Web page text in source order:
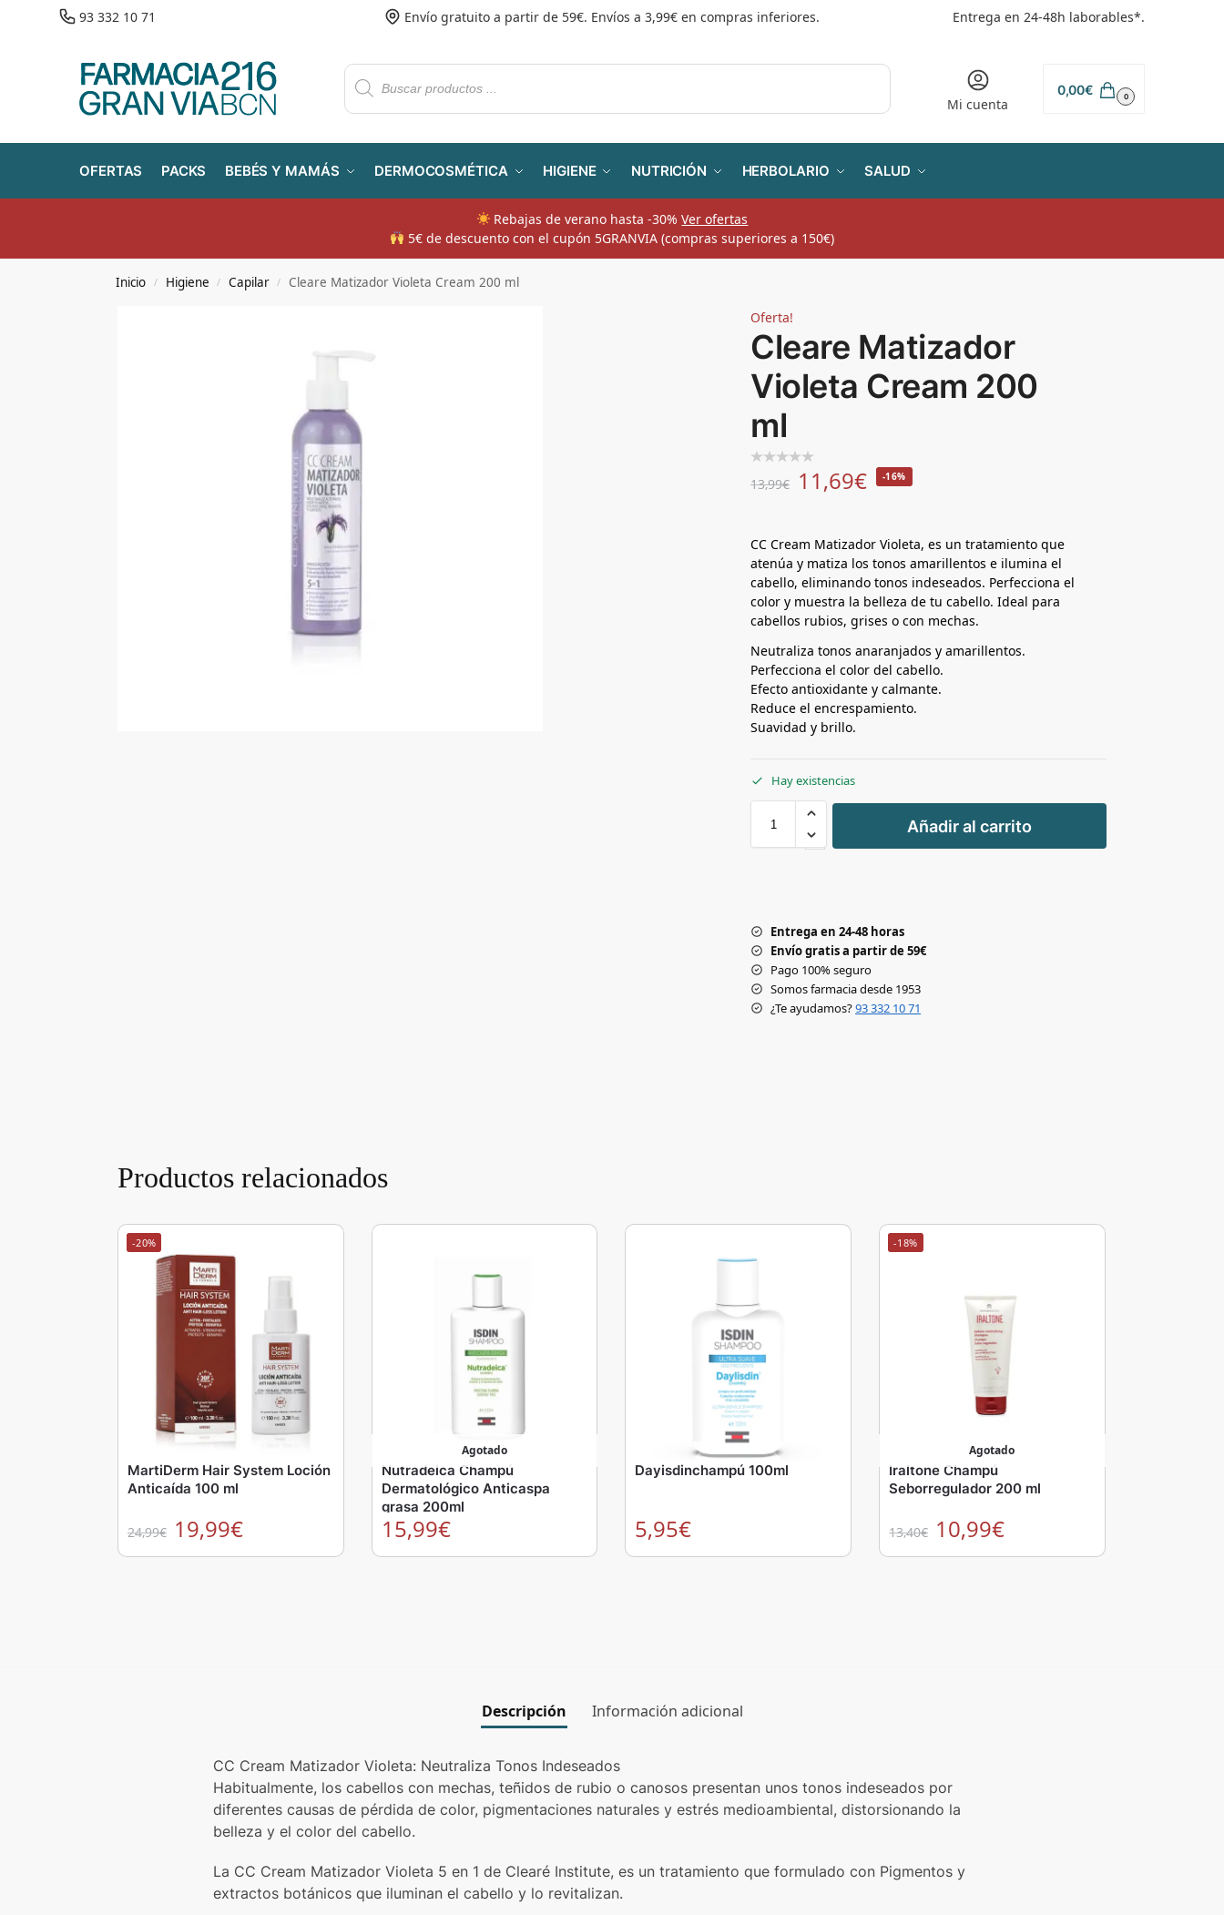
93 332 10 71 Envío gratuito a partir de 59€. Envíos a 3,99€ en compras inferiores. Entrega en 24-48h laborables*.
Mi cuenta
0,00€ 0
OFERTAS PACKS BEBÉS Y MAMÁS DERMOCOSMÉTICA HIGIENE NUTRICIÓN HERBOLARIO SALUD
Rebajas de verano hasta -30%Ver ofertas
​ 5€ de descuento con el cupón 5GRANVIA (compras superiores a 150€)
Inicio / Higiene / Capilar / Cleare Matizador Violeta Cream 200 ml
Oferta!
Cleare Matizador
Violeta Cream 200
ml
13,99€ 11,69€ -16%
CC Cream Matizador Violeta, es un tratamiento que
atenúa y matiza los tonos amarillentos e ilumina el
cabello, eliminando tonos indeseados. Perfecciona el
color y muestra la belleza de tu cabello. Ideal para
cabellos rubios, grises o con mechas.
Neutraliza tonos anaranjados y amarillentos.
Perfecciona el color del cabello.
Efecto antioxidante y calmante.
Reduce el encrespamiento.
Suavidad y brillo.
Hay existencias
+
-
Añadir al carrito
Entrega en 24-48 horas
Envío gratis a partir de 59€
Pago 100% seguro
Somos farmacia desde 1953
¿Te ayudamos?93 332 10 71
Productos relacionados
-20%
MartiDerm Hair System Loción
Anticaída 100 ml
24,99€ 19,99€
Agotado
Nutradeica Champú
Dermatológico Anticaspa
grasa 200ml
15,99€
Dayisdinchampú 100ml
5,95€
-18%
Agotado
Iraltone Champú
Seborregulador 200 ml
13,40€ 10,99€
Descripción Información adicional
CC Cream Matizador Violeta: Neutraliza Tonos Indeseados
Habitualmente, los cabellos con mechas, teñidos de rubio o canosos presentan unos tonos indeseados por
diferentes causas de pérdida de color, pigmentaciones naturales y estrés medioambiental, distorsionando la
belleza y el color del cabello.
La CC Cream Matizador Violeta 5 en 1 de Clearé Institute, es un tratamiento que formulado con Pigmentos y
extractos botánicos que iluminan el cabello y lo revitalizan.